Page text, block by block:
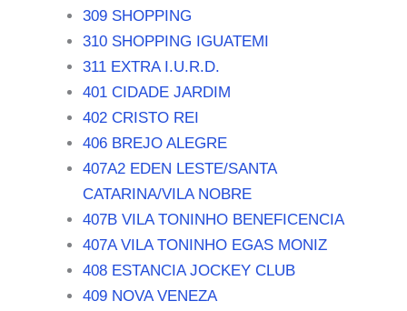
309 SHOPPING
310 SHOPPING IGUATEMI
311 EXTRA I.U.R.D.
401 CIDADE JARDIM
402 CRISTO REI
406 BREJO ALEGRE
407A2 EDEN LESTE/SANTA
CATARINA/VILA NOBRE
407B VILA TONINHO BENEFICENCIA
407A VILA TONINHO EGAS MONIZ
408 ESTANCIA JOCKEY CLUB
409 NOVA VENEZA